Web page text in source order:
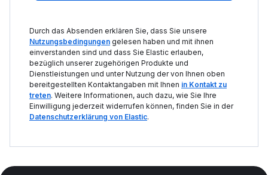
Durch das Absenden erklären Sie, dass Sie unsere
Nutzungsbedingungen gelesen haben und mit ihnen
einverstanden sind und dass Sie Elastic erlauben,
bezüglich unserer zugehörigen Produkte und
Dienstleistungen und unter Nutzung der von Ihnen oben
bereitgestellten Kontaktangaben mit Ihnen in Kontakt zu
treten. Weitere Informationen, auch dazu, wie Sie Ihre
Einwilligung jederzeit widerrufen können, finden Sie in der
Datenschutzerklärung von Elastic.